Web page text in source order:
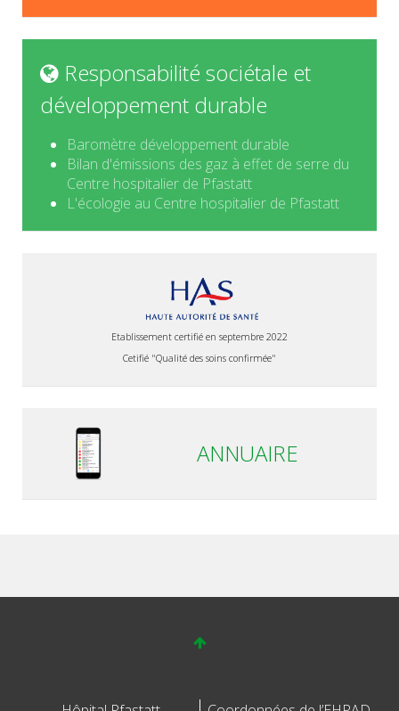
Responsabilité sociétale et
développement durable
Baromètre développement durable
Bilan d'émissions des gaz à effet de serre du
Centre hospitalier de Pfastatt
L'écologie au Centre hospitalier de Pfastatt
Etablissement certifié en septembre 2022
Cetifié "Qualité des soins confirmée"
ANNUAIRE